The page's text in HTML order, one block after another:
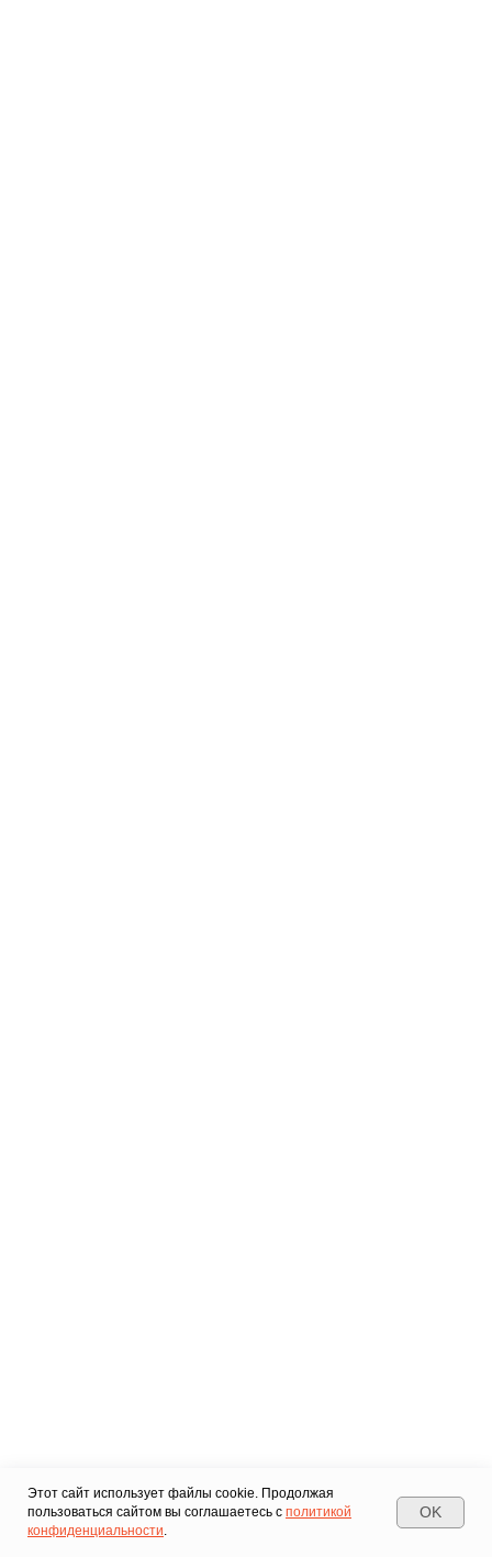
Этот сайт использует файлы cookie. Продолжая
пользоваться сайтом вы соглашаетесь с политикой
конфиденциальности.
OK